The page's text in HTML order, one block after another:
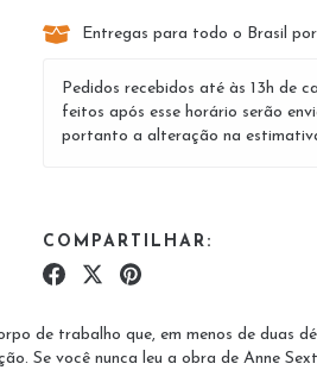
Entregas para todo o Brasil
Pedidos recebidos até às 13h de
feitos após esse horário serão
portanto a alteração na
COMPARTILHAR:
de trabalho que, em menos de duas
Se você nunca leu a obra de Anne